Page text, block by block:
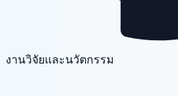
งานวิจัยและนวัตกรรม